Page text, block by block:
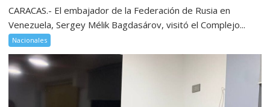
CARACAS.- El embajador de la Federación de Rusia en
Venezuela, Sergey Mélik Bagdasárov, visitó el Complejo...
Nacionales